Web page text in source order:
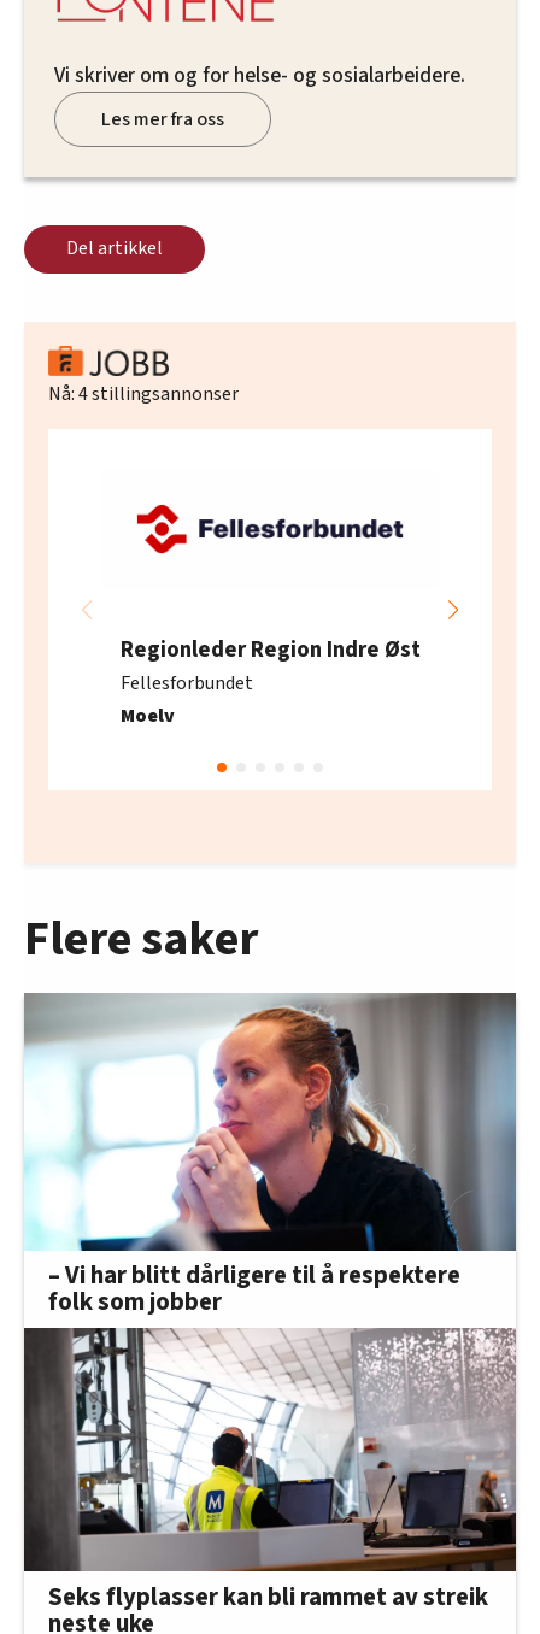
Vi skriver om og for helse- og sosialarbeidere.
Les mer fra oss
Del artikkel
Nå:4stillingsannonser
Regionleder Region Indre Øst
Fellesforbundet
Moelv
Flere saker
– Vi har blitt dårligere til å respektere
folk som jobber
Seks flyplasser kan bli rammet av streik
neste uke